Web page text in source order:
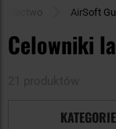
AirSoft
Celowniki
KATEGORIE